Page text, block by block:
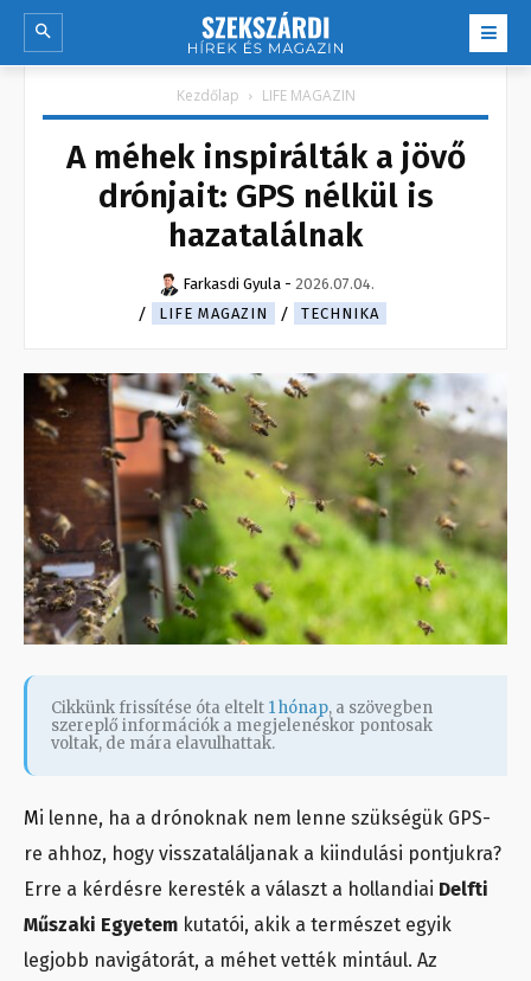
Kezdőlap LIFE MAGAZIN
A méhek inspirálták a jövő
drónjait: GPS nélkül is
hazatalálnak
Farkasdi Gyula - 2026.07.04.
LIFE MAGAZIN
TECHNIKA
Cikkünk frissítése óta eltelt 1 hónap, a szövegben
szereplő információk a megjelenéskor pontosak
voltak, de mára elavulhattak.
Mi lenne, ha a drónoknak nem lenne szükségük GPS-
re ahhoz, hogy visszataláljanak a kiindulási pontjukra?
Erre a kérdésre keresték a választ a hollandiai Delfti
Műszaki Egyetem kutatói, akik a természet egyik
legjobb navigátorát, a méhet vették mintául. Az